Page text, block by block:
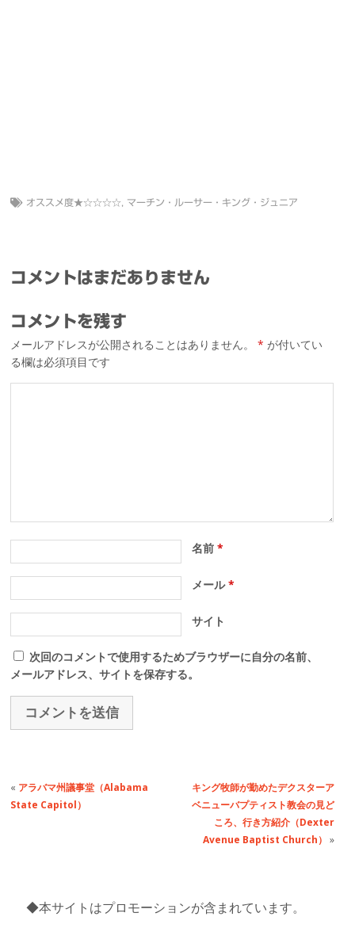
オススメ度★☆☆☆☆ マーチン・ルーサー・キング・ジュニア
コメントはまだありません
コメントを残す
メールアドレスが公開されることはありません。 * が付いてい
る欄は必須項目です
名前*
メール*
サイト
次回のコメントで使用するためブラウザーに自分の名前、
メールアドレス、サイトを保存する。
« アラバマ州議事堂（Alabama
State Capitol）
キング牧師が勤めたデクスターア
ベニューバプティスト教会の見ど
ころ、行き方紹介（Dexter
Avenue Baptist Church） »
◆本サイトはプロモーションが含まれています。